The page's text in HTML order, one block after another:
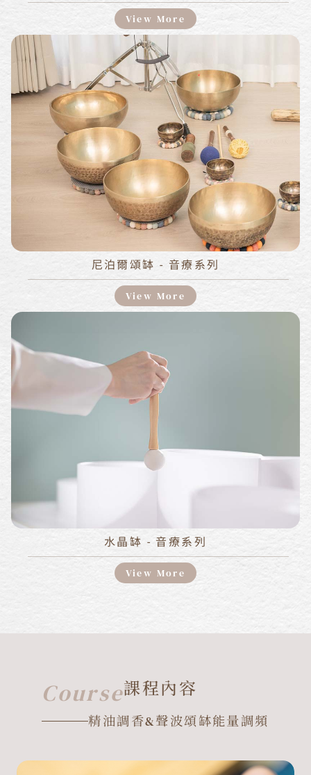
View More
尼泊爾頌缽 - 音療系列
View More
水晶缽 - 音療系列
View More
Course課程內容
精油調香&聲波頌缽能量調頻